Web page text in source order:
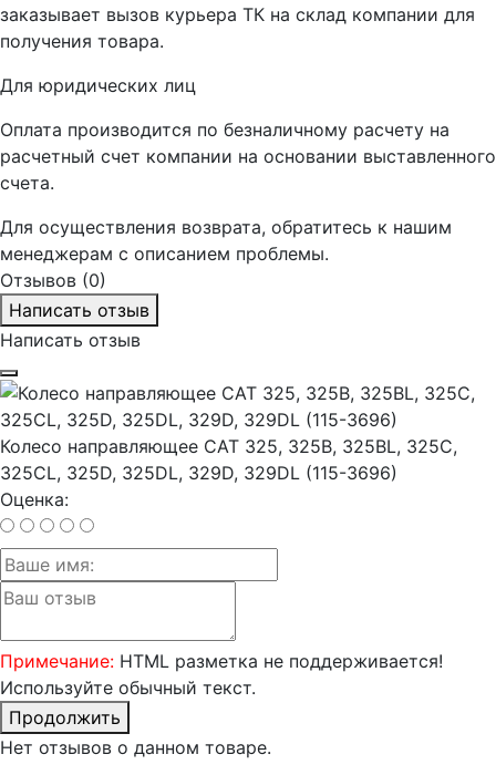
заказывает вызов курьера ТК на склад компании для
получения товара.
Для юридических лиц
Оплата производится по безналичному расчету на
расчетный счет компании на основании выставленного
счета.
Для осуществления возврата, обратитесь к нашим
менеджерам с описанием проблемы.
Отзывов (0)
Написать отзыв
Написать отзыв
Колесо направляющее CAT 325, 325B, 325BL, 325C,
325CL, 325D, 325DL, 329D, 329DL (115-3696)
Оценка:
Примечание: HTML разметка не поддерживается!
Используйте обычный текст.
Продолжить
Нет отзывов о данном товаре.